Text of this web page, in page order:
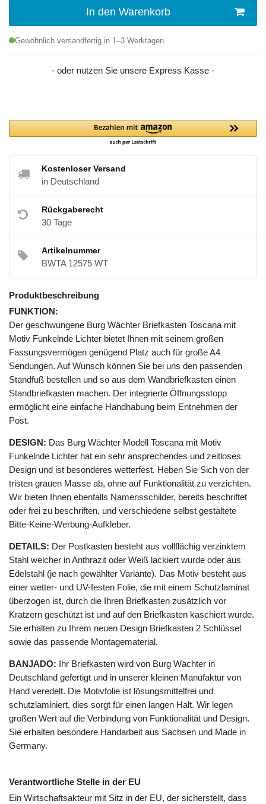
In den Warenkorb
Gewöhnlich versandfertig in 1–3 Werktagen
- oder nutzen Sie unsere Express Kasse -
Kostenloser Versand
in Deutschland
Rückgaberecht
30 Tage
Artikelnummer
BWTA 12575 WT
Produktbeschreibung
FUNKTION:
Der geschwungene Burg Wächter Briefkasten Toscana mit
Motiv Funkelnde Lichter bietet Ihnen mit seinem großen
Fassungsvermögen genügend Platz auch für große A4
Sendungen. Auf Wunsch können Sie bei uns den passenden
Standfuß bestellen und so aus dem Wandbriefkasten einen
Standbriefkasten machen. Der integrierte Öffnungsstopp
ermöglicht eine einfache Handhabung beim Entnehmen der
Post.
DESIGN: Das Burg Wächter Modell Toscana mit Motiv
Funkelnde Lichter hat ein sehr ansprechendes und zeitloses
Design und ist besonderes wetterfest. Heben Sie Sich von der
tristen grauen Masse ab, ohne auf Funktionalität zu verzichten.
Wir bieten Ihnen ebenfalls Namensschilder, bereits beschriftet
oder frei zu beschriften, und verschiedene selbst gestaltete
Bitte-Keine-Werbung-Aufkleber.
DETAILS: Der Postkasten besteht aus vollflächig verzinktem
Stahl welcher in Anthrazit oder Weiß lackiert wurde oder aus
Edelstahl (je nach gewählter Variante). Das Motiv besteht aus
einer wetter- und UV-festen Folie, die mit einem Schutzlaminat
überzogen ist, durch die Ihren Briefkasten zusätzlich vor
Kratzern geschützt ist und auf den Briefkasten kaschiert wurde.
Sie erhalten zu Ihrem neuen Design Briefkasten 2 Schlüssel
sowie das passende Montagematerial.
BANJADO: Ihr Briefkasten wird von Burg Wächter in
Deutschland gefertigt und in unserer kleinen Manufaktur von
Hand veredelt. Die Motivfolie ist lösungsmittelfrei und
schutzlaminiert, dies sorgt für einen langen Halt. Wir legen
großen Wert auf die Verbindung von Funktionalität und Design.
Sie erhalten besondere Handarbeit aus Sachsen und Made in
Germany.
Verantwortliche Stelle in der EU
Ein Wirtschaftsakteur mit Sitz in der EU, der sicherstellt, dass